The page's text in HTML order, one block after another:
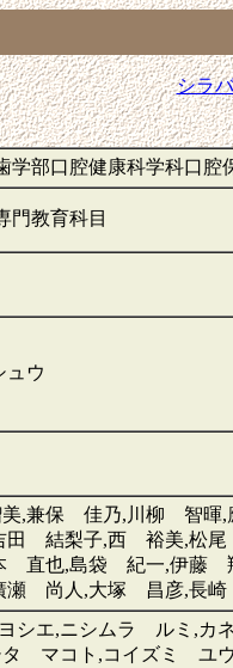
シラ
学部口腔健康科学科口腔
門教育科目
ュウ
,兼保 佳乃,川柳 智
結梨子,西 裕美,松
直也,島袋 紀一,伊藤
尚人,大塚 昌彦,長
エ,ニシムラ ルミ,
マコト,コイズミ